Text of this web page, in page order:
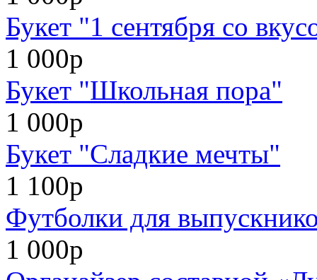
Букет "1 сентября со
1 000р
Букет "Школьная пора"
1 000р
Букет "Сладкие мечты"
1 100р
Футболки для
1 000р